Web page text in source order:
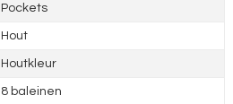
Pockets
Hout
Houtkleur
8 baleinen